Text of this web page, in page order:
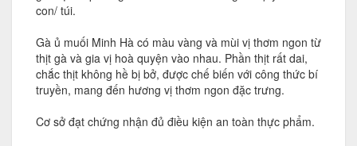
con/ túi.
Gà ủ muối Minh Hà có màu vàng và mùi vị thơm ngon từ
thịt gà và gia vị hoà quyện vào nhau. Phần thịt rất dai,
chắc thịt không hề bị bở, được chế biến với công thức bí
truyền, mang đến hương vị thơm ngon đặc trưng.
Cơ sở đạt chứng nhận đủ điều kiện an toàn thực phẩm.